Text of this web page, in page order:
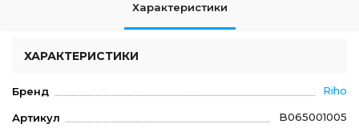
Характеристики
ХАРАКТЕРИСТИКИ
Бренд Riho
Артикул B065001005